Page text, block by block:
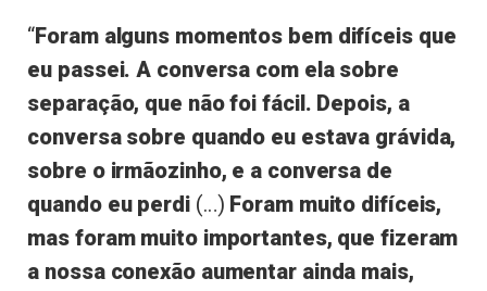
“Foram alguns momentos bem difíceis que
eu passei. A conversa com ela sobre
separação, que não foi fácil. Depois, a
conversa sobre quando eu estava grávida,
sobre o irmãozinho, e a conversa de
quando eu perdi(…) Foram muito difíceis,
mas foram muito importantes, que fizeram
a nossa conexão aumentar ainda mais,